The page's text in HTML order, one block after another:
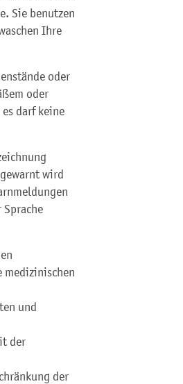
Sie benutzen
Ihre
oder
oder
darf keine
wird
medizinischen
und
der
der